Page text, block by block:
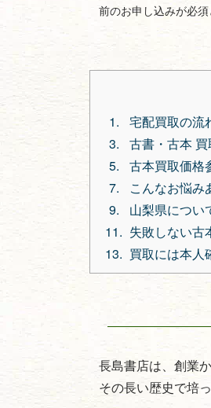
前のお申し込みが必須
宅配買取の流
古書・古本
古本買取価格
こんなお悩み
山梨県につい
失敗しない古
買取には本人
長島書店は、創業
その長い歴史で培